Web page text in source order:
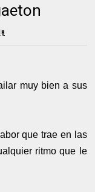
muy bien a sus
que trae en las
ritmo que le